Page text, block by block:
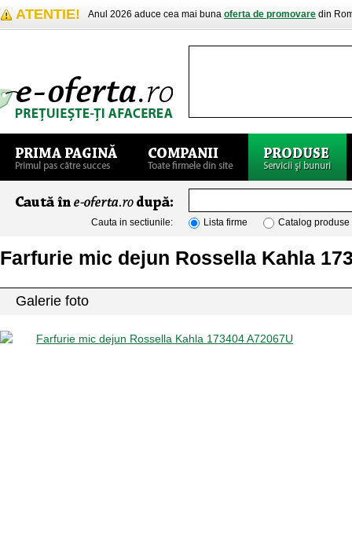
ATENTIE! Anul 2026 aduce cea mai buna oferta de promovare din
Cauta in sectiunile: Lista firme Catalog produse
Farfurie mic dejun Rossella Kahla
Galerie foto